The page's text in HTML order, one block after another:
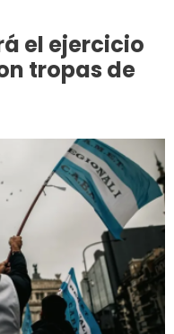
el ejercicio
tropas de